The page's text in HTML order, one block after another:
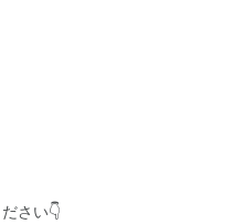
さい👇